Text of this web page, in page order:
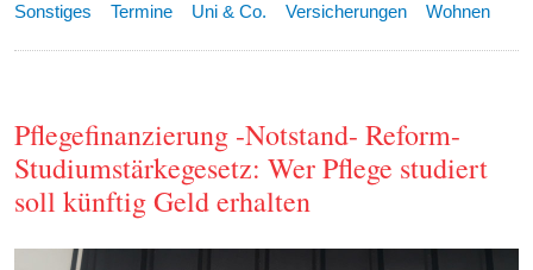
Sonstiges
Termine Uni & Co. Versicherungen Wohnen
Pflegefinanzierung -Notstand- Reform-
Studiumstärkegesetz: Wer Pflege studiert
soll künftig Geld erhalten